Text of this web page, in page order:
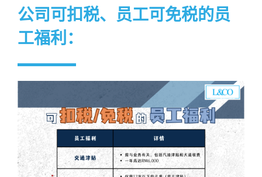
公司可扣税、员工可免税的员
工福利：